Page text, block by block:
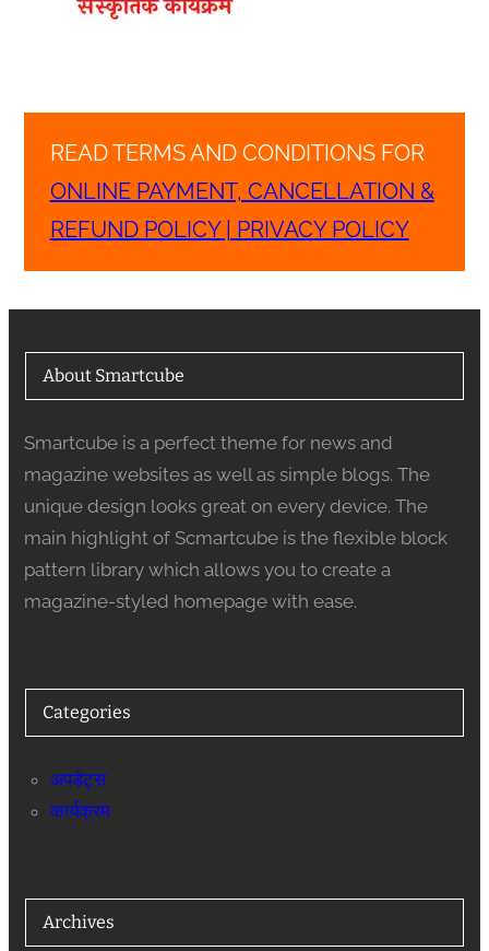
READ TERMS AND CONDITIONS FOR
ONLINE PAYMENT, CANCELLATION &
REFUND POLICY | PRIVACY POLICY
About Smartcube
Smartcube is a perfect theme for news and
magazine websites as well as simple blogs. The
unique design looks great on every device. The
main highlight of Scmartcube is the flexible block
pattern library which allows you to create a
magazine-styled homepage with ease.
Categories
अपडेट्स
कार्यक्रम
Archives